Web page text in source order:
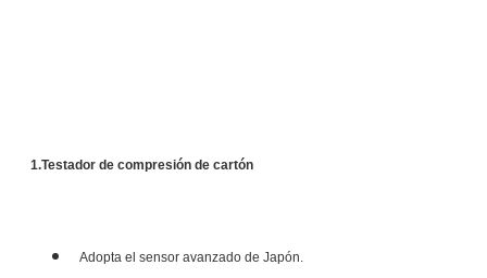
1.Testador de compresión de cartón
Adopta el sensor avanzado de Japón.